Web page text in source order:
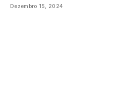
Dezembro 15, 2024